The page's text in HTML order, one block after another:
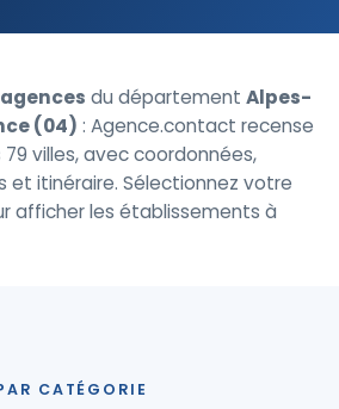
agences du département Alpes-
(04) : Agence.contact recense
villes, avec coordonnées,
et itinéraire. Sélectionnez votre
afficher les établissements à
CATÉGORIE